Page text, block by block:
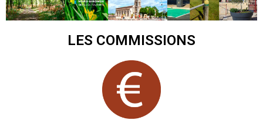
LES COMMISSIONS